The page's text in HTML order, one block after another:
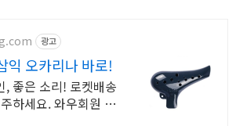
광고
익 오카리나 바로!
, 좋은 소리! 로켓배송
하세요. 와우회원 무